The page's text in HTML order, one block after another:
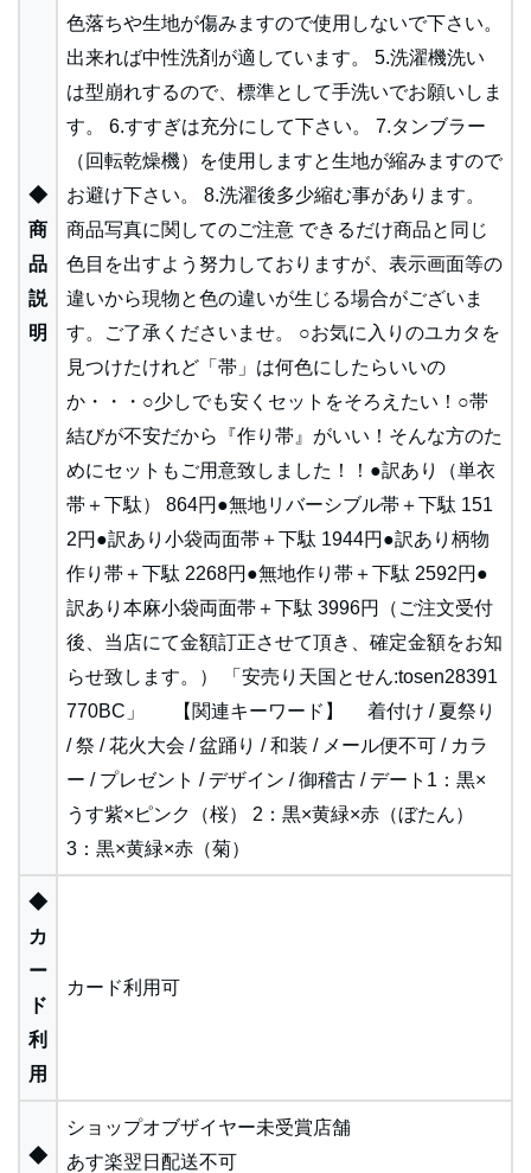
◆
商
品
説
明
色落ちや生地が傷みますので使用しないで下さい。
出来れば中性洗剤が適しています。 5.洗濯機洗い
は型崩れするので、標準として手洗いでお願いしま
す。 6.すすぎは充分にして下さい。 7.タンブラー
（回転乾燥機）を使用しますと生地が縮みますので
お避け下さい。 8.洗濯後多少縮む事があります。
商品写真に関してのご注意 できるだけ商品と同じ
色目を出すよう努力しておりますが、表示画面等の
違いから現物と色の違いが生じる場合がございま
す。ご了承くださいませ。 ○お気に入りのユカタを
見つけたけれど「帯」は何色にしたらいいの
か・・・○少しでも安くセットをそろえたい！○帯
結びが不安だから『作り帯』がいい！そんな方のた
めにセットもご用意致しました！！●訳あり（単衣
帯＋下駄） 864円●無地リバーシブル帯＋下駄 151
2円●訳あり小袋両面帯＋下駄 1944円●訳あり柄物
作り帯＋下駄 2268円●無地作り帯＋下駄 2592円●
訳あり本麻小袋両面帯＋下駄 3996円（ご注文受付
後、当店にて金額訂正させて頂き、確定金額をお知
らせ致します。） 「安売り天国とせん:tosen28391
770BC」 【関連キーワード】 着付け / 夏祭り
/ 祭 / 花火大会 / 盆踊り / 和装 / メール便不可 / カラ
ー / プレゼント / デザイン / 御稽古 / デート1：黒×
うす紫×ピンク（桜） 2：黒×黄緑×赤（ぼたん）
3：黒×黄緑×赤（菊）
◆
カ
ー
ド
利
用
カード利用可
◆
ショップオブザイヤー未受賞店舗
あす楽翌日配送不可